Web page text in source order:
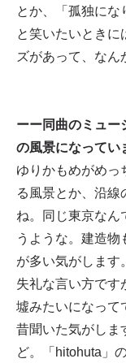
とか、「孤独にな
と笑いたいときに
ズがあって、なん
ーー同曲のミュー
の風景になってい
ゆりかもめがめっ
る風景とか、沿線
ね。同じ東京なん
うような。建造
が多い気がします
失礼な言い方です
墟みたいになって
昔聞いた気がしま
ど。「hitohuta」